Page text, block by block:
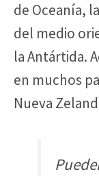
de Oceanía,
del medio
la Antártida.
en muchos
Nueva